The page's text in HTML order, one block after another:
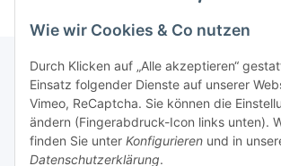
Wie wir Cookies & Co nutzen
Durch Klicken auf „Alle akzeptieren“
Einsatz folgender Dienste auf unserer
Vimeo, ReCaptcha. Sie können die
ändern (Fingerabdruck-Icon links unten).
finden Sie unter Konfigurieren und in
Datenschutzerklärung.
Informationen
Gesetzliche Informationen